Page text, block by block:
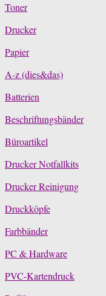
Toner
Drucker
Papier
A-z (dies&das)
Batterien
Beschriftungsbänder
Büroartikel
Drucker Notfallkits
Drucker Reinigung
Druckköpfe
Farbbänder
PC & Hardware
PVC-Kartendruck